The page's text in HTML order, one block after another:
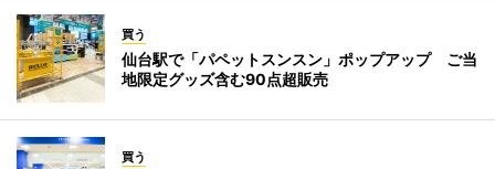
買う
仙台駅で「パペットスンスン」ポップアップ ご当
地限定グッズ含む90点超販売
買う